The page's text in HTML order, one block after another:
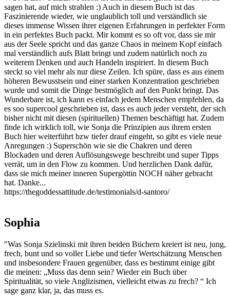
sagen hat, auf mich strahlen :) Auch in diesem Buch ist das
Faszinierende wieder, wie unglaublich toll und verständlich sie
dieses immense Wissen ihrer eigenen Erfahrungen in perfekter Form
in ein perfektes Buch packt. Mir kommt es so oft vor, dass sie mir
aus der Seele spricht und das ganze Chaos in meinem Kopf einfach
mal verständlich aufs Blatt bringt und zudem natürlich noch zu
weiterem Denken und auch Handeln inspiriert. In diesem Buch
steckt so viel mehr als nur diese Zeilen. Ich spüre, dass es aus einem
höheren Bewusstsein und einer starken Konzentration geschrieben
wurde und somit die Dinge bestmöglich auf den Punkt bringt. Das
Wunderbare ist, ich kann es einfach jedem Menschen empfehlen, da
es soo supercool geschrieben ist, dass es auch jeder versteht, der sich
bisher nicht mit diesen (spirituellen) Themen beschäftigt hat. Zudem
finde ich wirklich toll, wie Sonja die Prinzipien aus ihrem ersten
Buch hier weiterführt bzw tiefer drauf eingeht, so gibt es viele neue
Anregungen :) Superschön wie sie die Chakren und deren
Blockaden und deren Auflösungswege beschreibt und super Tipps
verrät, um in den Flow zu kommen. Und herzlichen Dank dafür,
dass sie mich meiner inneren Supergöttin NOCH näher gebracht
hat. Danke...
https://thegoddessattitude.de/testimonials/d-santoro/
Sophia
"Was Sonja Szielinski mit ihren beiden Büchern kreiert ist neu, jung,
frech, bunt und so voller Liebe und tiefer Wertschätzung Menschen
und insbesondere Frauen gegenüber, dass es bestimmt einige gibt
die meinen: „Muss das denn sein? Wieder ein Buch über
Spiritualität, so viele Anglizismen, vielleicht etwas zu frech? “ Ich
sage ganz klar, ja, das muss es.